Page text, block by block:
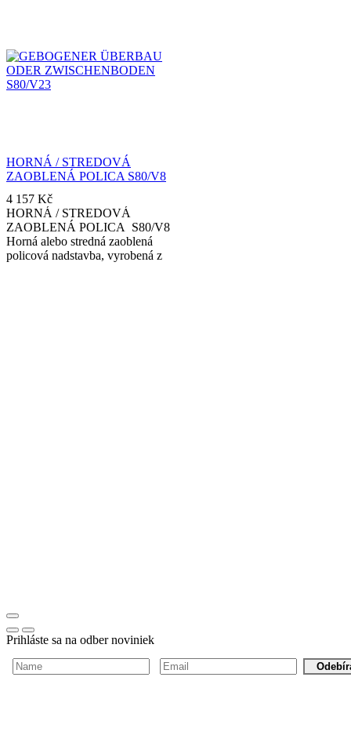
HORNÁ / STREDOVÁ
ZAOBLENÁ POLICA S80/V8
4 157 Kč
HORNÁ / STREDOVÁ
ZAOBLENÁ POLICA S80/V8
Horná alebo stredná zaoblená
policová nadstavba, vyrobená z
Prihláste sa na odber noviniek